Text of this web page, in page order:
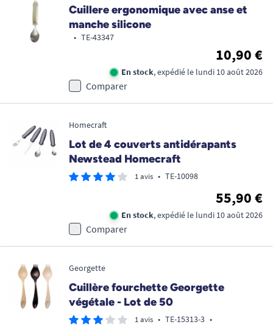
Cuillere ergonomique avec anse et
manche silicone
• TE-43347
10,90 €
En stock, expédié le lundi 10 août 2026
Comparer
Homecraft
Lot de 4 couverts antidérapants
Newstead Homecraft
1 avis • TE-10098
55,90 €
En stock, expédié le lundi 10 août 2026
Comparer
Georgette
Cuillère fourchette Georgette
végétale - Lot de 50
1 avis • TE-15313-3 •